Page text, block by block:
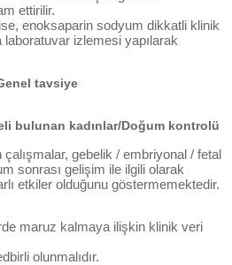
ettirilir.
enoksaparin sodyum dikkatli klinik
izlemesi yapılarak
tavsiye
bulunan kadınlar/Doğum kontrolü
gebelik / embriyonal / fetal
sonrası gelişim ile ilgili olarak
etkiler olduğunu göstermemektedir.
maruz kalmaya ilişkin klinik veri
olunmalıdır.